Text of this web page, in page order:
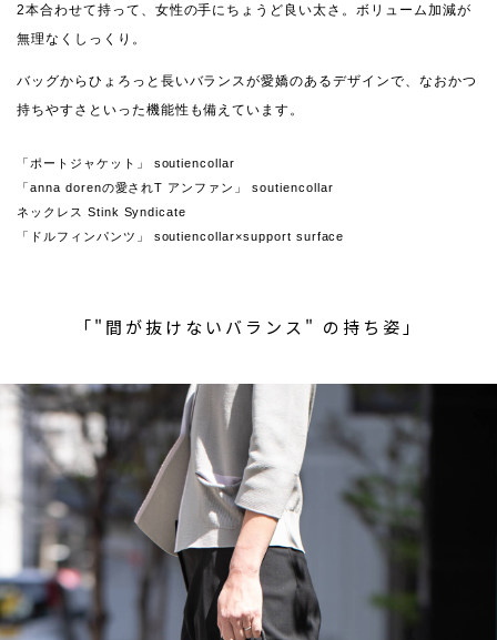
2本合わせて持って、女性の手にちょうど良い太さ。ボリューム加減が
無理なくしっくり。
バッグからひょろっと長いバランスが愛嬌のあるデザインで、なおかつ
持ちやすさといった機能性も備えています。
「ポートジャケット」 soutiencollar
「anna dorenの愛されT アンファン」 soutiencollar
ネックレス Stink Syndicate
「ドルフィンパンツ」 soutiencollar×support surface
「"間が抜けないバランス" の持ち姿」